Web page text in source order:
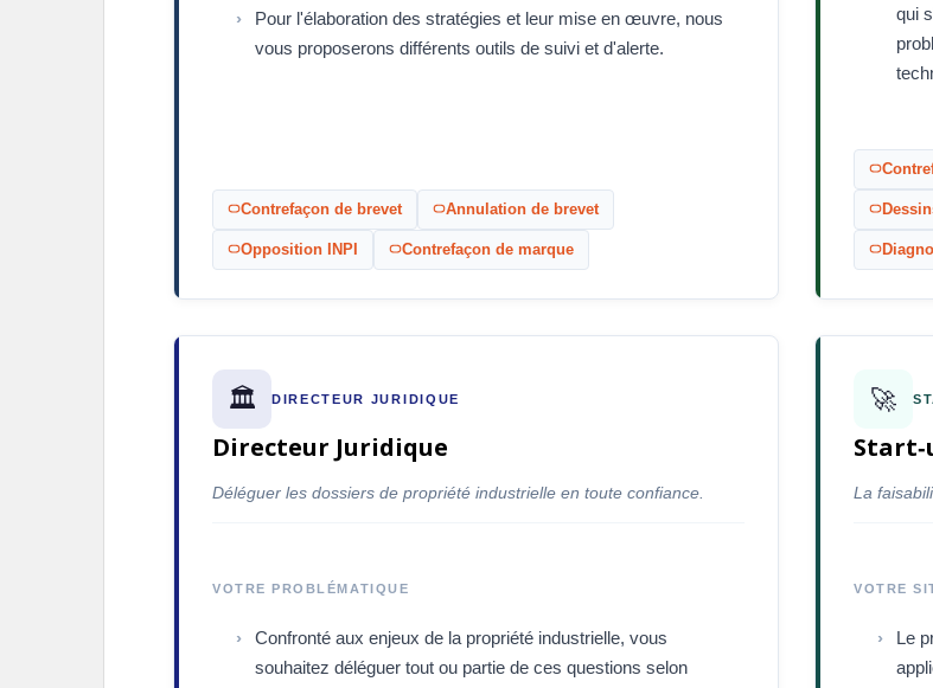
Pour l'élaboration des stratégies et leur mise en œuvre, nous
vous proposerons différents outils de suivi et d'alerte.
Contrefaçon de brevet Annulation de brevet
Opposition INPI Contrefaçon de marque
qui
🏛️ DIRECTEUR JURIDIQUE
Directeur Juridique
Déléguer les dossiers de propriété industrielle en toute confiance.
VOTRE PROBLÉMATIQUE
Confronté aux enjeux de la propriété industrielle, vous
souhaitez déléguer tout ou partie de ces questions selon
🚀
La
VOTRE
Le